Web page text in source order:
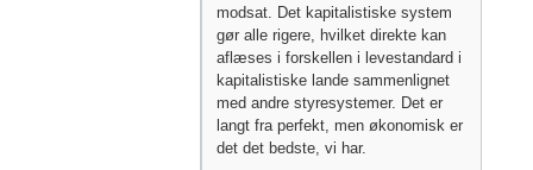
modsat. Det kapitalistiske system
gør alle rigere, hvilket direkte kan
aflæses i forskellen i levestandard i
kapitalistiske lande sammenlignet
med andre styresystemer. Det er
langt fra perfekt, men økonomisk er
det det bedste, vi har.